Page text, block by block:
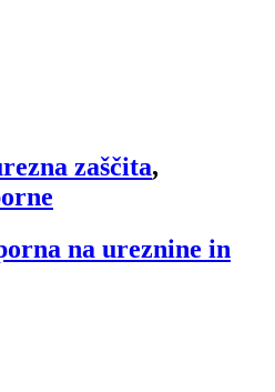
zaščita,
na ureznine in